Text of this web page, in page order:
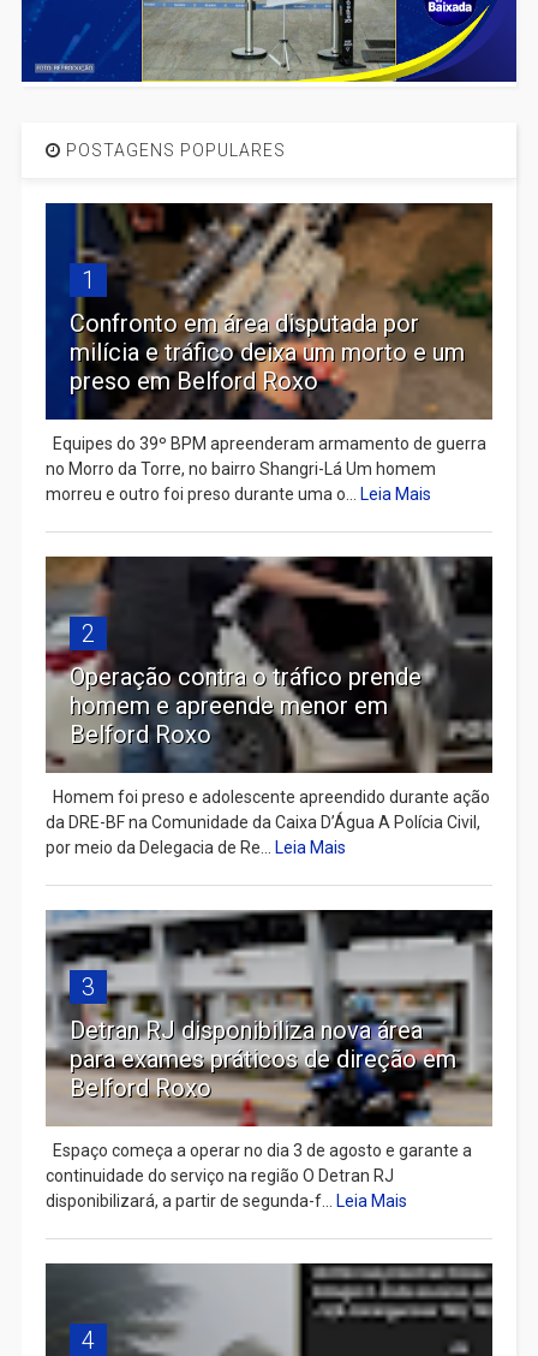
POSTAGENS POPULARES
1
Confronto em área disputada por
milícia e tráfico deixa um morto e um
preso em Belford Roxo
Equipes do 39º BPM apreenderam armamento de guerra
no Morro da Torre, no bairro Shangri-Lá Um homem
morreu e outro foi preso durante uma o... Leia Mais
2
Operação contra o tráfico prende
homem e apreende menor em
Belford Roxo
Homem foi preso e adolescente apreendido durante ação
da DRE-BF na Comunidade da Caixa D’Água A Polícia Civil,
por meio da Delegacia de Re... Leia Mais
3
Detran RJ disponibiliza nova área
para exames práticos de direção em
Belford Roxo
Espaço começa a operar no dia 3 de agosto e garante a
continuidade do serviço na região O Detran RJ
disponibilizará, a partir de segunda-f... Leia Mais
4